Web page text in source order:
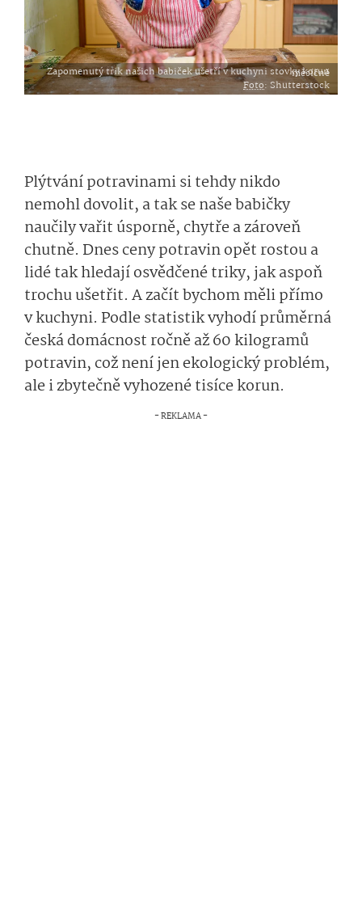
Zapomenutý trik našich babiček ušetří v kuchyni stovky korun měsíčně
Foto: Shutterstock
Plýtvání potravinami si tehdy nikdo
nemohl dovolit, a tak se naše babičky
naučily vařit úsporně, chytře a zároveň
chutně. Dnes ceny potravin opět rostou a
lidé tak hledají osvědčené triky, jak aspoň
trochu ušetřit. A začít bychom měli přímo
v kuchyni. Podle statistik vyhodí průměrná
česká domácnost ročně až 60 kilogramů
potravin, což není jen ekologický problém,
ale i zbytečně vyhozené tisíce korun.